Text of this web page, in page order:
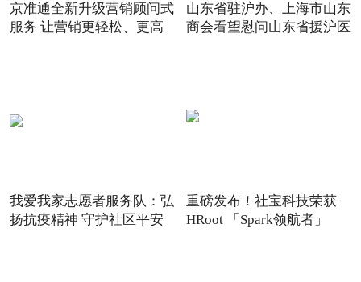
京准通全新升级营销顾问式
服务 让营销更轻松、更高
山东省驻沪办、上海市山东
商会看望慰问山东省援沪医
我爱我家志愿者服务队：弘
扬抗疫精神 守护社区平安
重磅发布！社宝科技荣获
HRoot 「Spark领航者」